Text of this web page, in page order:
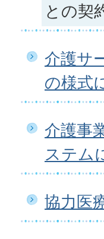
との契
介護サ
の様式
介護事
ステム
協力医